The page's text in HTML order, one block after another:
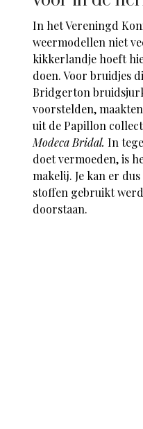
In het Vereningd
weermodellen niet
kikkerlandje hoeft
doen. Voor bruidjes
Bridgerton
voorstelden,
uit de Papillon
Modeca Bridal. In
doet vermoeden, is
makelij. Je kan er
stoffen gebruikt
doorstaan.